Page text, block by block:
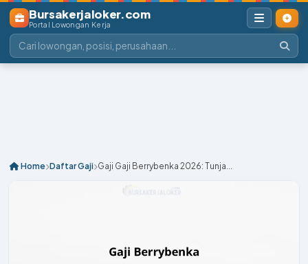
Bursakerjaloker.com
Portal Lowongan Kerja
Home Daftar Gaji Gaji Gaji Berrybenka 2026: Tunja...